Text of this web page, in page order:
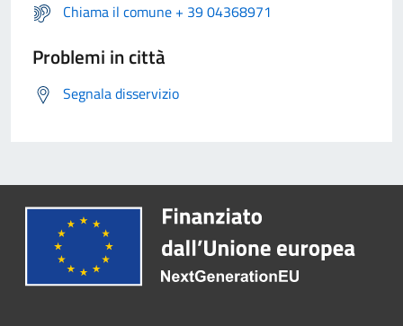
Chiama il comune + 39 04368971
Problemi in città
Segnala disservizio